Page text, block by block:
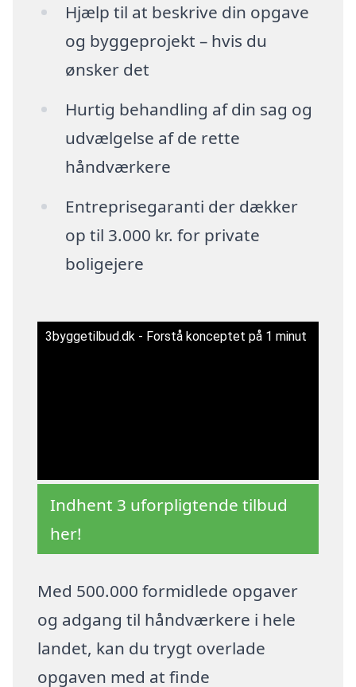
Hjælp til at beskrive din opgave
og byggeprojekt – hvis du
ønsker det
Hurtig behandling af din sag og
udvælgelse af de rette
håndværkere
Entreprisegaranti der dækker
op til 3.000 kr. for private
boligejere
3byggetilbud.dk - Forstå konceptet på 1 minut
Indhent 3 uforpligtende tilbud
her!
Med 500.000 formidlede opgaver
og adgang til håndværkere i hele
landet, kan du trygt overlade
opgaven med at finde